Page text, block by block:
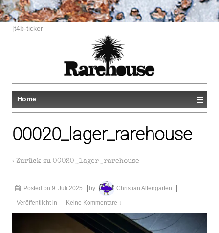
[t4b-ticker]
Home ≡
00020_lager_rarehouse
‹ Zurück zu 00020_lager_rarehouse
Posted on 9. Juli 2025 by Christian Altengarten
Veröffentlicht in — Keine Kommentare ↓